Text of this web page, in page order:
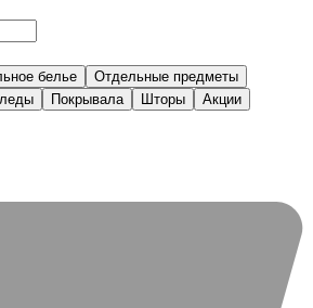
белье
Отдельные предметы
Покрывала Шторы Акции